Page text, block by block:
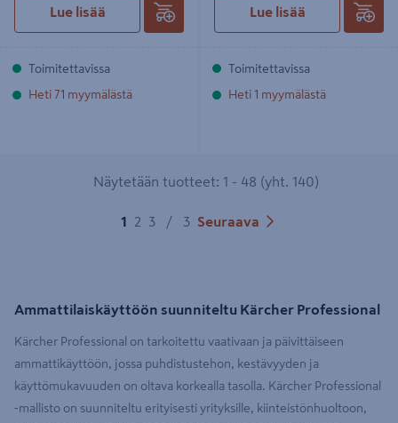
Lue lisää
Toimitettavissa
Heti 71 myymälästä
Lue lisää
Toimitettavissa
Heti 1 myymälästä
Näytetään tuotteet: 1 - 48 (yht. 140)
1 2 3 / 3 Seuraava
Ammattilaiskäyttöön suunniteltu Kärcher Professional
Kärcher Professional on tarkoitettu vaativaan ja päivittäiseen
ammattikäyttöön, jossa puhdistustehon, kestävyyden ja
käyttömukavuuden on oltava korkealla tasolla. Kärcher Professional
‑mallisto on suunniteltu erityisesti yrityksille, kiinteistönhuoltoon,